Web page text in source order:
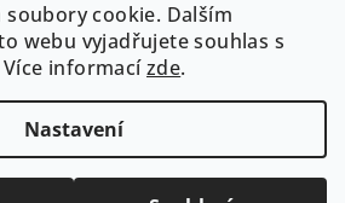
cookie. Dalším
webu vyjadřujete souhlas s
informacízde.
Nastavení
nastavení cookies